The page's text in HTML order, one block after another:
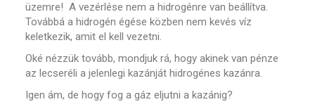
üzemre! A vezérlése nem a hidrogénre van beállítva.
Továbbá a hidrogén égése közben nem kevés víz
keletkezik, amit el kell vezetni.
Oké nézzük tovább, mondjuk rá, hogy akinek van pénze
az lecseréli a jelenlegi kazánját hidrogénes kazánra.
Igen ám, de hogy fog a gáz eljutni a kazánig?